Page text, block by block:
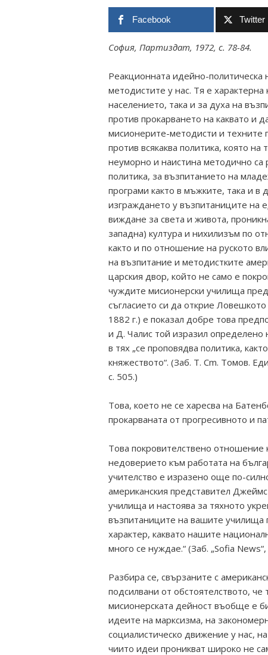
Facebook Twitter
София, Партиздат, 1972, с. 78-84.
Реакционната идейно-политическа
методистите у нас. Тя е
населението, така и за духа на
против прокарването на каквато и
мисионерите-методисти и техните
против всякаква политика, която
неуморно и наистина методично са
политика, за възпитанието на
програми както в мъжките, така и в
изграждането у възпитаниците на
виждане за света и живота,
западна) култура и нихилизъм по
както и по отношение на руското
на възпитание и методистките
царския двор, който не само е
чуждите мисионерски училища
съгласието си да открие
1882 г.) е показал добре това
и Д. Чалис той изразил определено
в тях „се проповядва политика,
княжеството“. (Заб. Т. Cm. Томов.
с. 505.)
Това, което не се харесва на
прокарваната от прогресивното и
Това покровителствено
недоверието към работата на
учителство е изразено още по-
американския представител
училища и настоява за тяхното
възпитаниците на вашите училища
характер, каквато нашите
много се нуждае.“ (Заб. „Sofia
Разбира се, свързаните c
подсилвани от обстоятелството,
мисионерската дейност въобще е
идеите на марксизма, на
социалистическо движение у нас,
чиито идеи проникват широко не